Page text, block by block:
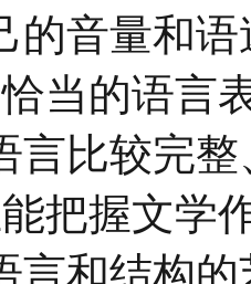
的音量和语
恰当的语
言比较完
能把握文
言和结构